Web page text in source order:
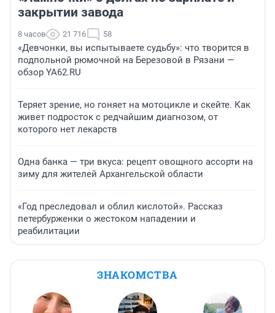
закрытии завода
8 часов 21 716 58
«Девчонки, вы испытываете судьбу»: что творится в
подпольной рюмочной на Березовой в Рязани —
обзор YA62.RU
Теряет зрение, но гоняет на мотоцикле и скейте. Как
живет подросток с редчайшим диагнозом, от
которого нет лекарств
Одна банка — три вкуса: рецепт овощного ассорти на
зиму для жителей Архангельской области
«Год преследовал и облил кислотой». Рассказ
петербурженки о жестоком нападении и
реабилитации
ЗНАКОМСТВА